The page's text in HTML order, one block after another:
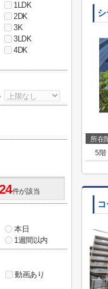
シ
所在
5階
1LDK
2DK
3K
3LDK
4DK
件が該当
本日
1週間以内
動画あり